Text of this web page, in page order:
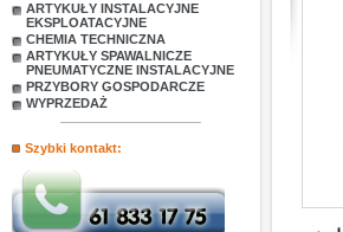
ARTYKUŁY INSTALACYJNE
EKSPLOATACYJNE
CHEMIA TECHNICZNA
ARTYKUŁY SPAWALNICZE
PNEUMATYCZNE INSTALACYJNE
PRZYBORY GOSPODARCZE
WYPRZEDAŻ
Szybki kontakt: